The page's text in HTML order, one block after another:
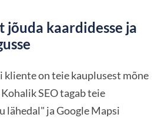
jõuda kaardidesse ja
kliente on teie kauplusest mõne
SEO tagab teie
lähedal" ja Google Mapsi